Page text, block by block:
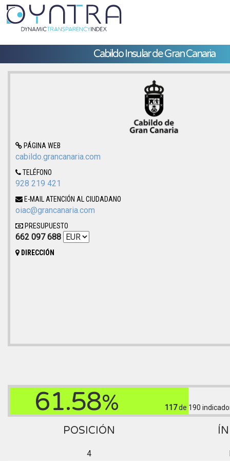
Cabildo Insular de Gran Canaria
PÁGINA WEB
cabildo.grancanaria.com
TELÉFONO
928 219 421
E-MAIL ATENCIÓN AL CIUDADANO
oiac@grancanaria.com
PRESUPUESTO
662 097 688
DIRECCIÓN
61.58% 117de 190
POSICIÓN
4